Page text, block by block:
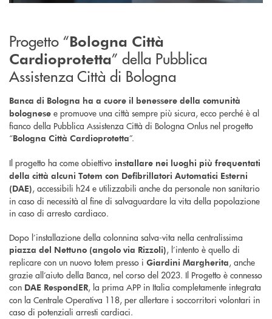
Progetto “Bologna Città
Cardioprotetta” della Pubblica
Assistenza Città di Bologna
Banca di Bologna ha a cuore il benessere della comunità
bolognese e promuove una città sempre più sicura, ecco perché è al
fianco della Pubblica Assistenza Città di Bologna Onlus nel progetto
“Bologna Città Cardioprotetta”.
Il progetto ha come obiettivo installare nei luoghi più frequentati
della città alcuni Totem con Defibrillatori Automatici Esterni
(DAE), accessibili h24 e utilizzabili anche da personale non sanitario
in caso di necessità al fine di salvaguardare la vita della popolazione
in caso di arresto cardiaco.
Dopo l’installazione della colonnina salva-vita nella centralissima
piazza del Nettuno (angolo via Rizzoli), l’intento è quello di
replicare con un nuovo totem presso i Giardini Margherita, anche
grazie all’aiuto della Banca, nel corso del 2023. Il Progetto è connesso
con DAE RespondER, la prima APP in Italia completamente integrata
con la Centrale Operativa 118, per allertare i soccorritori volontari in
caso di potenziali arresti cardiaci.